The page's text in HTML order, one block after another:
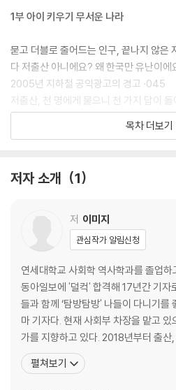
1부 아이 키우기 무서운 나라
묻고 더블로 줄어드는 인구, 끝나지 않은
다 저출산 아니에요? 왜 한국만 유난이에
2005년 지하철 공익광고의 경고 ·045
저출산, 천 명에게 물으니 천 가지 답이 돌
아이 키우기 힘든 걸 넘어 무서워진 세상,
아이 키울 돈보다 시간이 없다는 공포 ·091
혼자서 마을이 되어야 하는 한국 부모 ·120
엄마, 아빠처럼 살기는 싫어 ·138
여전한 시월드의 공포 ·151
정상이 아니면 불편한 사회 ·167
정상적인 결혼 시기, 적령기의 압박 ·185
맘충과 노키즈존, 아이를 환영하지 않는
뉴노멀이 된 저출산 ·212
3부 이제는 무섭지 않은 육아를 위하여
목차 더보기
저자 소개 1
저 이미지
관심작가 알림신청
연세대학교 사회학 역사학과를 졸업
동아일보에 '덜컥' 합격해 17년간 기자
들과 함께 ‘탐방탐방' 나들이 다니기를
마 기자다. 현재 사회부 차장을 맡고
가를 지향하고 있다. 2018년부터 출산
인구 문제, 보육 현실, 사회 이슈 등을 다
r 육아〉를 연재하고 있다. 중앙보육정
펼쳐보기